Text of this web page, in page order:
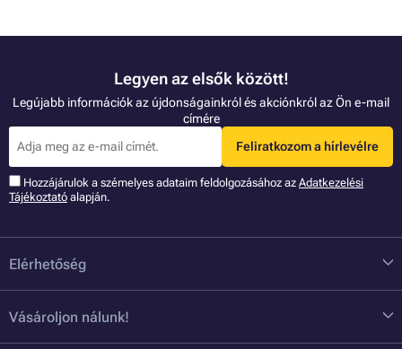
Legyen az elsők között!
Legújabb információk az újdonságainkról és akciónkról az Ön e-mail
címére
Feliratkozom a hírlevélre
Hozzájárulok a szémelyes adataim feldolgozásához az Adatkezelési
Tájékoztató alapján.
Elérhetőség
Vásároljon nálunk!